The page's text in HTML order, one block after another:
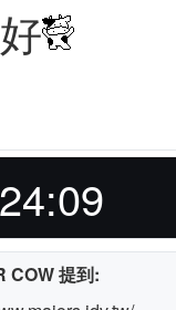
COW 提到: